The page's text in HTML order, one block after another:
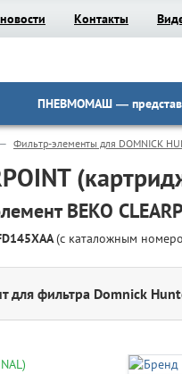
Контакты
ПНЕВМОМАШ —
Фильтр-элементы для DOMNICK
BEKO
(с каталожным
для фильтра Domnick